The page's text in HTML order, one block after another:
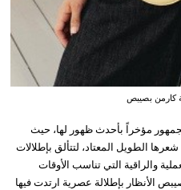
كارمن بصيبص
مؤخراً بأحدث ظهور لها، حيث
الطويل المعتاد، لتتألق بإطلالات
والراقية التي تناسب الأوقات
الأنظار بإطلالة عصرية ارتدت فيها